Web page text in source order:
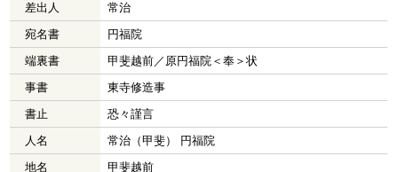
差出人
常治
宛名書
円福院
端裏書
甲斐越前／原円福院＜奉＞状
事書
東寺修造事
書止
恐々謹言
人名
常治（甲斐） 円福院
地名
甲斐越前